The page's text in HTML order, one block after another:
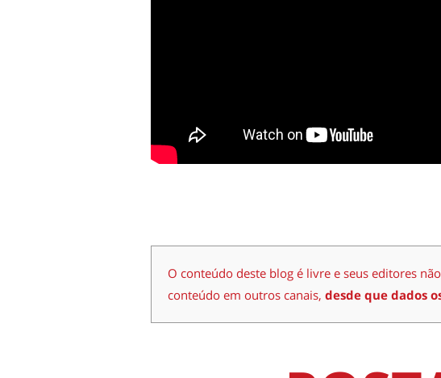
O conteúdo deste blog é livre e seus editores
conteúdo em outros canais, desde que dados